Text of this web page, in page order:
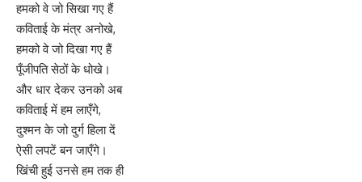
हमको वे जो सिखा गए हैं
कविताई के मंत्र अनोखे,
हमको वे जो दिखा गए हैं
पूँजीपति सेठों के धोखे।
और धार देकर उनको अब
कविताई में हम लाएँगे,
दुश्मन के जो दुर्ग हिला दें
ऐसी लपटें बन जाएँगे।
खिंची हुई उनसे हम तक ही